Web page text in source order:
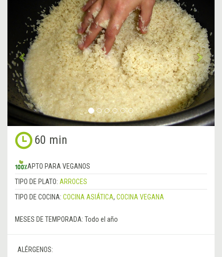
Anterior
60 min
APTO PARA VEGANOS
TIPO DE PLATO: ARROCES
TIPO DE COCINA: COCINA ASIÁTICA, COCINA VEGANA
MESES DE TEMPORADA: Todo el año
ALÉRGENOS: